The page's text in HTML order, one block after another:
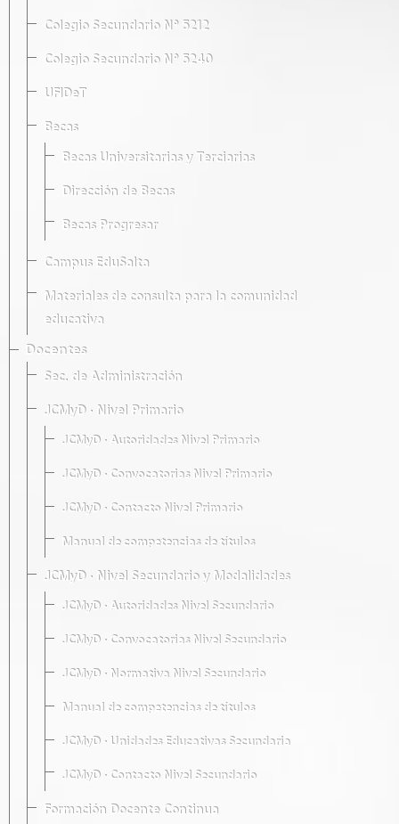
Colegio Secundario Nº 5212
Colegio Secundario Nº 5240
UFIDeT
Becas
Becas Universitarias y Terciarias
Dirección de Becas
Becas Progresar
Campus EduSalta
Materiales de consulta para la comunidad
educativa
Docentes
Sec. de Administración
JCMyD · Nivel Primario
JCMyD · Autoridades Nivel Primario
JCMyD · Convocatorias Nivel Primario
JCMyD · Contacto Nivel Primario
Manual de competencias de títulos
JCMyD · Nivel Secundario y Modalidades
JCMyD · Autoridades Nivel Secundario
JCMyD · Convocatorias Nivel Secundario
JCMyD · Normativa Nivel Secundario
Manual de competencias de títulos
JCMyD · Unidades Educativas Secundaria
JCMyD · Contacto Nivel Secundario
Formación Docente Continua